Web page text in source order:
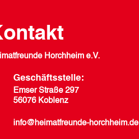
Horchheim e.V.
Geschäftsstelle:
Emser Straße 297
56076 Koblenz
info@heimatfreunde-horchheim.de